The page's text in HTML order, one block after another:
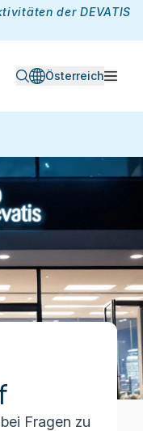
der DEVATIS
Österreich
Fragen zu